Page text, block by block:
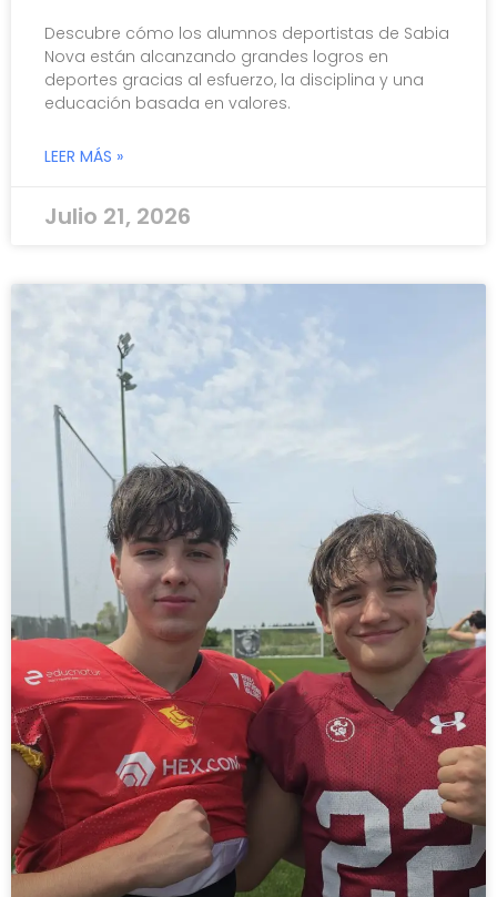
Descubre cómo los alumnos deportistas de Sabia
Nova están alcanzando grandes logros en
deportes gracias al esfuerzo, la disciplina y una
educación basada en valores.
LEER MÁS »
Julio 21, 2026